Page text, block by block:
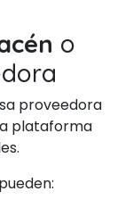
o
proveedora
plataforma